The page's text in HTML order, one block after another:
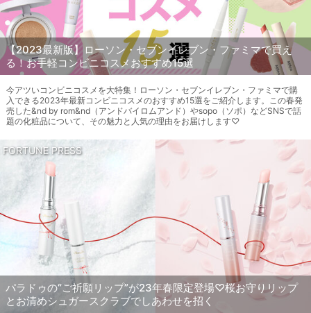
【2023最新版】ローソン・セブンイレブン・ファミマで買え
る！お手軽コンビニコスメおすすめ15選
今アツいコンビニコスメを大特集！ローソン・セブンイレブン・ファミマで購
入できる2023年最新コンビニコスメのおすすめ15選をご紹介します。この春発
売した&nd by rom&nd（アンドバイロムアンド）やsopo（ソポ）などSNSで話
題の化粧品について、その魅力と人気の理由をお届けします♡
FORTUNE PRESS
パラドゥの“ご祈願リップ”が23年春限定登場♡桜お守りリップ
とお清めシュガースクラブでしあわせを招く